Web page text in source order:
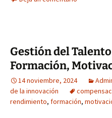
Gestión del
Formación,
14 noviembre, 2024
de la innovación
rendimiento, formación,